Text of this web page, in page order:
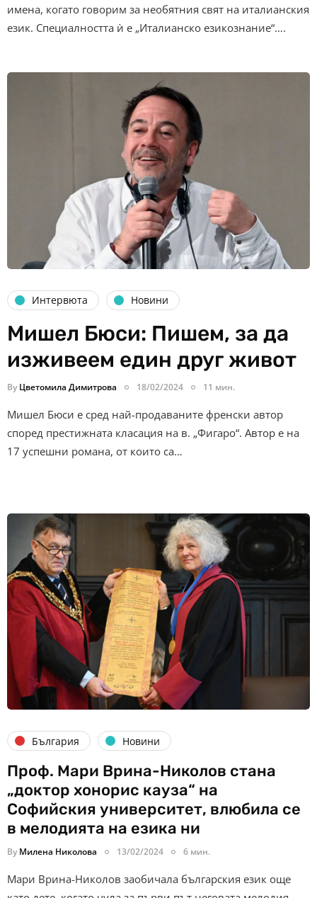
имена, когато говорим за необятния свят на италианския
език. Специалността ѝ е „Италианско езикознание“….
Интервюта Новини
Мишел Бюси: Пишем, за да
изживеем един друг живот
By Цветомила Димитрова 18/02/2024 11 мин.
Мишел Бюси е сред най-продаваните френски автор
според престижната класация на в. „Фигаро“. Автор е на
17 успешни романа, от които са…
България Новини
Проф. Мари Врина-Николов стана
„доктор хонорис кауза“ на
Софийския университет, влюбила се
в мелодията на езика ни
By Милена Николова 13/02/2024 6 мин.
Мари Врина-Николов заобичала българския език още